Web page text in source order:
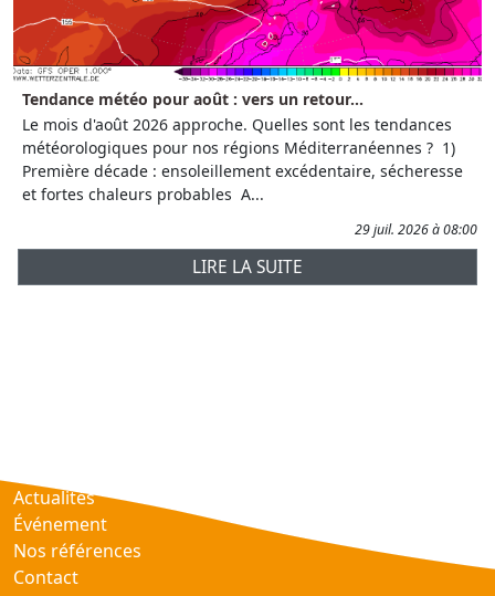
Tendance météo pour août : vers un retour...
Le mois d'août 2026 approche. Quelles sont les tendances
météorologiques pour nos régions Méditerranéennes ? 1)
Première décade : ensoleillement excédentaire, sécheresse
et fortes chaleurs probables A...
29 juil. 2026 à 08:00
LIRE LA SUITE
Actualités
Événement
Nos références
Contact